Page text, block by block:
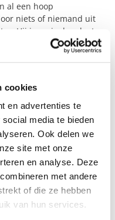
cookies
en advertenties te
media te bieden
Ook delen we
site met onze
en analyse. Deze
met andere
of die ze hebben
van hun services.
al een hoop
niets of niemand uit
Hij is sociaal en legt
groot technisch inzicht
te doen. Net als zijn
De jongen hoopt
met de vader van het
dat hij mist in zijn
omgeving) voelt
te helpen?